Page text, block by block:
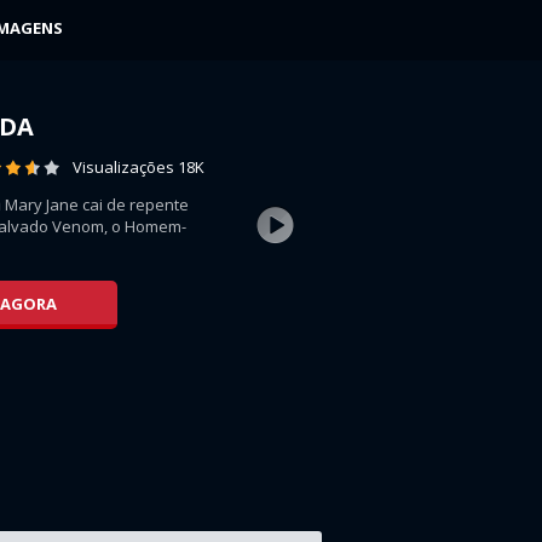
Visualizações 18K
Jane cai de repente
Venom, o Homem-